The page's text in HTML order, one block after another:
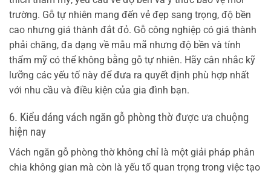
trường. Gỗ tự nhiên mang đến vẻ đẹp sang trọng, độ bền
cao nhưng giá thành đắt đỏ. Gỗ công nghiệp có giá thành
phải chăng, đa dạng về mẫu mã nhưng độ bền và tính
thẩm mỹ có thể không bằng gỗ tự nhiên. Hãy cân nhắc kỹ
lưỡng các yếu tố này để đưa ra quyết định phù hợp nhất
với nhu cầu và điều kiện của gia đình bạn.
6. Kiểu dáng vách ngăn gỗ phòng thờ được ưa chuộng
hiện nay
Vách ngăn gỗ phòng thờ không chỉ là một giải pháp phân
chia không gian mà còn là yếu tố quan trọng trong việc tạo